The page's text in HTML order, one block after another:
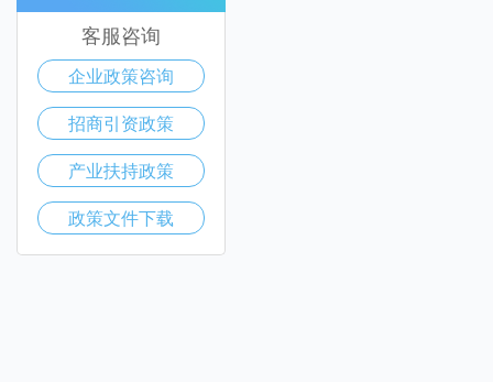
客服咨询
企业政策咨询
招商引资政策
产业扶持政策
政策文件下载